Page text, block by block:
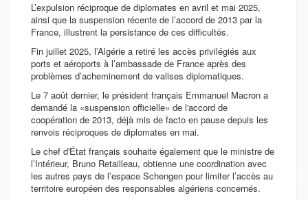
L’expulsion réciproque de diplomates en avril et mai 2025,
ainsi que la suspension récente de l’accord de 2013 par la
France, illustrent la persistance de ces difficultés.
Fin juillet 2025, l’Algérie a retiré les accès privilégiés aux
ports et aéroports à l’ambassade de France après des
problèmes d’acheminement de valises diplomatiques.
Le 7 août dernier, le président français Emmanuel Macron a
demandé la «suspension officielle» de l'accord de
coopération de 2013, déjà mis de facto en pause depuis les
renvois réciproques de diplomates en mai.
Le chef d'État français souhaite également que le ministre de
l’Intérieur, Bruno Retailleau, obtienne une coordination avec
les autres pays de l’espace Schengen pour limiter l’accès au
territoire européen des responsables algériens concernés.